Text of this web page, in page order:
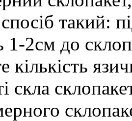
такий:
1-2см до
кількість
скла